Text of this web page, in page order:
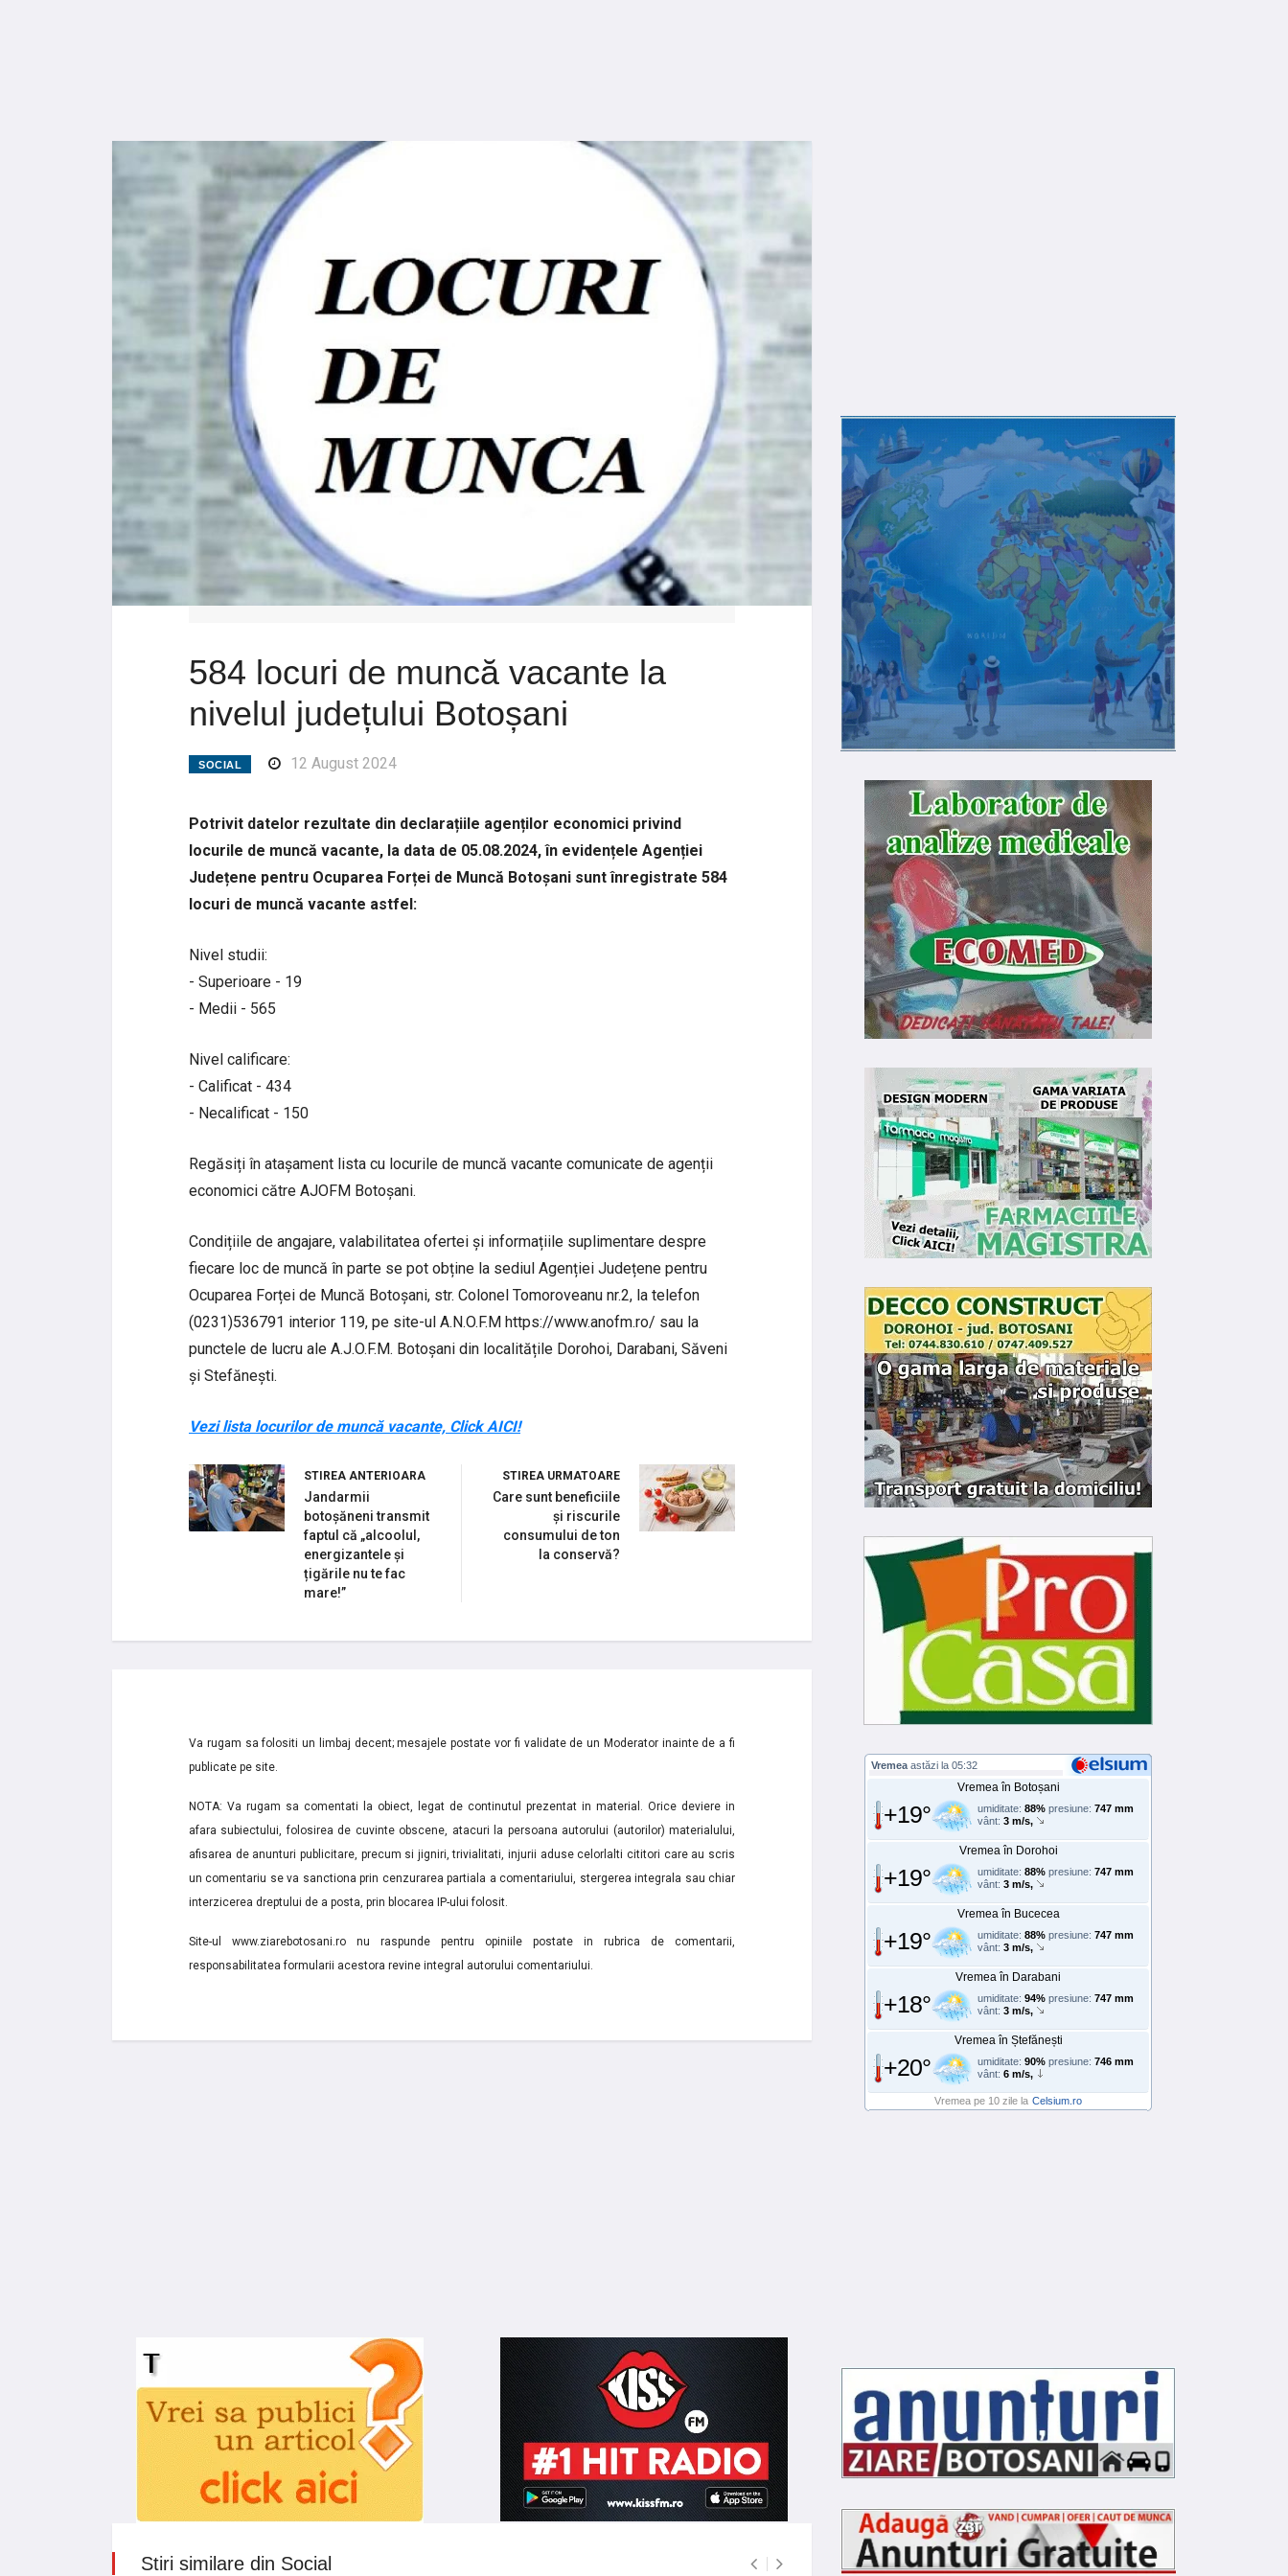
584 locuri de muncă vacante la
nivelul județului Botoșani
SOCIAL 12 August 2024
Potrivit datelor rezultate din declarațiile agenților economici privind
locurile de muncă vacante, la data de 05.08.2024, în evidențele Agenției
Județene pentru Ocuparea Forței de Muncă Botoșani sunt înregistrate 584
locuri de muncă vacante astfel:
Nivel studii:
- Superioare - 19
- Medii - 565
Nivel calificare:
- Calificat - 434
- Necalificat - 150
Regăsiți în atașament lista cu locurile de muncă vacante comunicate de agenții
economici către AJOFM Botoșani.
Condițiile de angajare, valabilitatea ofertei și informațiile suplimentare despre
fiecare loc de muncă în parte se pot obține la sediul Agenției Județene pentru
Ocuparea Forței de Muncă Botoșani, str. Colonel Tomoroveanu nr.2, la telefon
(0231)536791 interior 119, pe site-ul A.N.O.F.M https://www.anofm.ro/ sau la
punctele de lucru ale A.J.O.F.M. Botoșani din localitățile Dorohoi, Darabani, Săveni
și Stefănești.
Vezi lista locurilor de muncă vacante, Click AICI!
STIREA ANTERIOARA
Jandarmii
botoșăneni transmit
faptul că „alcoolul,
energizantele și
țigările nu te fac
mare!”
STIREA URMATOARE
Care sunt beneficiile
și riscurile
consumului de ton
la conservă?
Va rugam sa folositi un limbaj decent; mesajele postate vor fi validate de un Moderator inainte de a fi
publicate pe site.
NOTA: Va rugam sa comentati la obiect, legat de continutul prezentat in material. Orice deviere in
afara subiectului, folosirea de cuvinte obscene, atacuri la persoana autorului (autorilor) materialului,
afisarea de anunturi publicitare, precum si jigniri, trivialitati, injurii aduse celorlalti cititori care au scris
un comentariu se va sanctiona prin cenzurarea partiala a comentariului, stergerea integrala sau chiar
interzicerea dreptului de a posta, prin blocarea IP-ului folosit.
Site-ul www.ziarebotosani.ro nu raspunde pentru opiniile postate in rubrica de comentarii,
responsabilitatea formularii acestora revine integral autorului comentariului.
Stiri similare din Social
Vremea astăzi la 05:32
Vremea în Botoșani
+19° umiditate: 88% presiune: 747 mm
vânt: 3 m/s,
Vremea în Dorohoi
+19° umiditate: 88% presiune: 747 mm
vânt: 3 m/s,
Vremea în Bucecea
+19° umiditate: 88% presiune: 747 mm
vânt: 3 m/s,
Vremea în Darabani
+18° umiditate: 94% presiune: 747 mm
vânt: 3 m/s,
Vremea în Ștefănești
+20° umiditate: 90% presiune: 746 mm
vânt: 6 m/s,
Vremea pe 10 zile la Celsium.ro